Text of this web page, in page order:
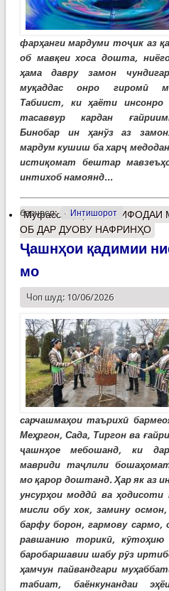
фарҳанги мардуми тоҷик аз
об мавқеи хоса дошта,
ҳама давру замон
муқаддас онро гиромӣ
Табиист, ки ҳаёти инсонро
тасаввур кардан
Бинобар ин ҳанўз аз
мардум кушиш ба харҷ
истиқомат бештар
интихоб намоянд...
барчасп: Интишорот
Муфассалтаро ИСТИФОДАИ
ОБ ДАР ДУОВУ НАФРИНҲО
Ҷашнҳои қадимии
мо
Чоп шуд: 10/06/2026
сарчашмаҳои таърихӣ
Меҳргон, Сада, Тиргон ва
ҷашнҳое мебошанд, ки
мавриди таҷлили
мо қарор доштанд. Ҳар як аз
унсурҳои моддӣ ва
мисли обу хок, замину осмон,
барфу борон, гармову сармо,
равшанию торикӣ, кӯтоҳию
баробаршавии шабу рӯз
ҳамчун пайвандгари
табиат, баёнкунандаи